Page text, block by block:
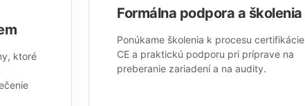
ktoré
Formálna podpora a školenia
Ponúkame školenia k procesu certifikácie
CE a praktickú podporu pri príprave na
preberanie zariadení a na audity.